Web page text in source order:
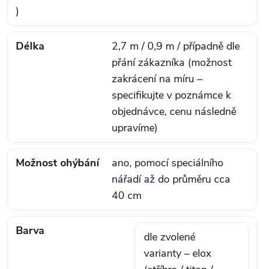
)
Délka
2,7 m / 0,9 m / případně dle
přání zákazníka (možnost
zakrácení na míru –
specifikujte v poznámce k
objednávce, cenu následně
upravíme)
Možnost ohýbání
ano, pomocí speciálního
nářadí až do průměru cca
40 cm
Barva
dle zvolené
varianty – elox